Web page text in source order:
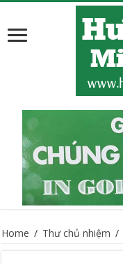
Home / Thư chủ nhiệm /